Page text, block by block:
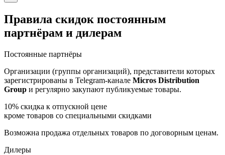
Правила скидок постоянным
партнёрам и дилерам
Постоянные партнёры
Организации (группы организаций), представители которых
зарегистрированы в Telegram-канале Micros Distribution
Group и регулярно закупают публикуемые товары.
10% скидка к отпускной цене
кроме товаров со специальными скидками
Возможна продажа отдельных товаров по договорным ценам.
Дилеры